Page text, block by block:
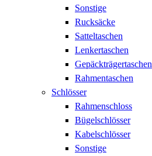
Sonstige
Rucksäcke
Satteltaschen
Lenkertaschen
Gepäckträgertaschen
Rahmentaschen
Schlösser
Rahmenschloss
Bügelschlösser
Kabelschlösser
Sonstige